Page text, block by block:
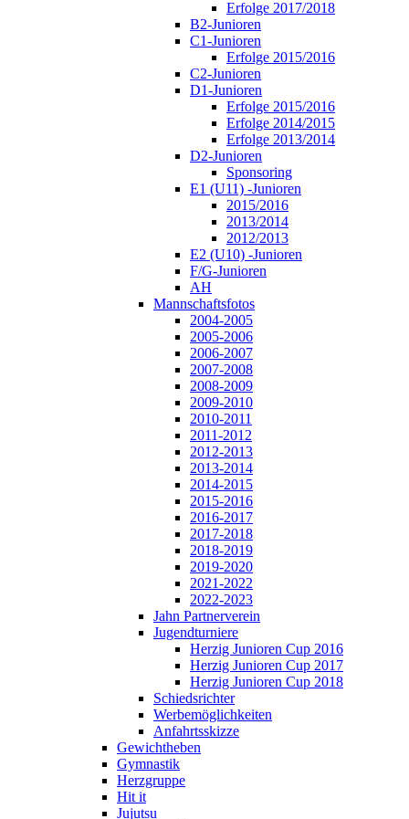
Erfolge 2017/2018
B2-Junioren
C1-Junioren
Erfolge 2015/2016
C2-Junioren
D1-Junioren
Erfolge 2015/2016
Erfolge 2014/2015
Erfolge 2013/2014
D2-Junioren
Sponsoring
E1 (U11) -Junioren
2015/2016
2013/2014
2012/2013
E2 (U10) -Junioren
F/G-Junioren
AH
Mannschaftsfotos
2004-2005
2005-2006
2006-2007
2007-2008
2008-2009
2009-2010
2010-2011
2011-2012
2012-2013
2013-2014
2014-2015
2015-2016
2016-2017
2017-2018
2018-2019
2019-2020
2021-2022
2022-2023
Jahn Partnerverein
Jugendturniere
Herzig Junioren Cup 2016
Herzig Junioren Cup 2017
Herzig Junioren Cup 2018
Schiedsrichter
Werbemöglichkeiten
Anfahrtsskizze
Gewichtheben
Gymnastik
Herzgruppe
Hit it
Jujutsu